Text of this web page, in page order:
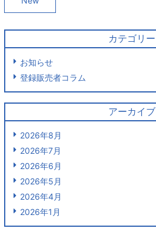
カテゴリー
お知らせ
登録販売者コラム
アーカイブ
2026年8月
2026年7月
2026年6月
2026年5月
2026年4月
2026年1月